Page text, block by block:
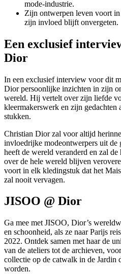
mode-industrie.
Zijn ontwerpen leven voort
zijn invloed blijft onvergeten.
Een exclusief
Dior
In een exclusief interview voor dit
Dior persoonlijke inzichten in zijn
wereld. Hij vertelt over zijn liefde
kleermakerswerk en zijn gedachten
stukken.
Christian Dior zal voor altijd
invloedrijke modeontwerpers uit de
heeft de wereld veranderd en zal
over de hele wereld blijven
voort in elk kledingstuk dat het
zal nooit vervagen.
JISOO @ Dior
Ga mee met JISOO, Dior’s
en schoonheid, als ze naar Parijs
2022. Ontdek samen met haar de
van de ateliers tot de archieven,
collectie op de catwalk in de Jardin
worden.